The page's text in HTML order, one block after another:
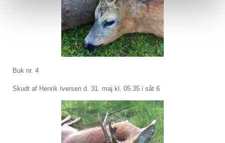
Buk nr. 4
Skudt af Henrik Iversen d. 31. maj kl. 05.35 i såt 6